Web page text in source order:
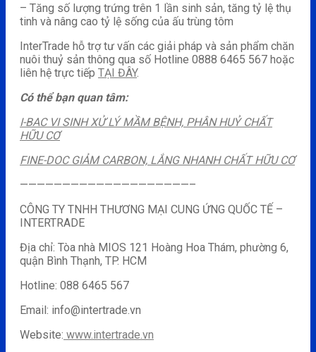
– Tăng số lượng trứng trên 1 lần sinh sản, tăng tỷ lệ thụ
tinh và nâng cao tỷ lệ sống của ấu trùng tôm
InterTrade hỗ trợ tư vấn các giải pháp và sản phẩm chăn
nuôi thuỷ sản thông qua số Hotline 0888 6465 567 hoặc
liên hệ trực tiếp TẠI ĐÂY.
Có thể bạn quan tâm:
I-BAC VI SINH XỬ LÝ MẦM BỆNH, PHÂN HUỶ CHẤT
HỮU CƠ
FINE-DOC GIẢM CARBON, LẮNG NHANH CHẤT HỮU CƠ
————————————————————–
CÔNG TY TNHH THƯƠNG MẠI CUNG ỨNG QUỐC TẾ –
INTERTRADE
Địa chỉ: Tòa nhà MIOS 121 Hoàng Hoa Thám, phường 6,
quận Bình Thạnh, TP. HCM
Hotline: 088 6465 567
Email: info@intertrade.vn
Website: www.intertrade.vn